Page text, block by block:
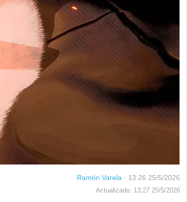
Ramón Varela · 13:26 25/5/2026
Actualizado: 13:27 25/5/2026